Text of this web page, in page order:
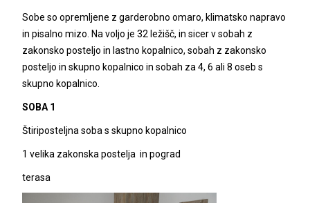
Sobe so opremljene z garderobno omaro, klimatsko napravo
in pisalno mizo. Na voljo je 32 ležišč, in sicer v sobah z
zakonsko posteljo in lastno kopalnico, sobah z zakonsko
posteljo in skupno kopalnico in sobah za 4, 6 ali 8 oseb s
skupno kopalnico.
SOBA 1
Štiriposteljna soba s skupno kopalnico
1 velika zakonska postelja in pograd
terasa